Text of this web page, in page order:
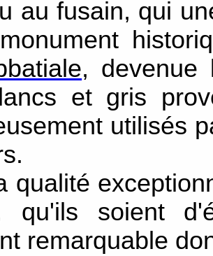
au fusain, qui
, devenue
et gris
utilisés
qu'ils soient
remarquable